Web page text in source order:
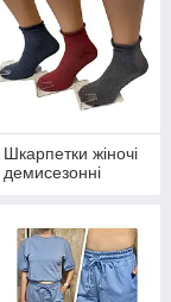
Шкарпетки жіночі
демисезонні